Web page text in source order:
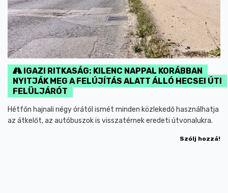
IGAZI RITKASÁG: KILENC NAPPAL KORÁBBAN
NYITJÁK MEG A FELÚJÍTÁS ALATT ÁLLÓ HECSEI ÚTI
FELÜLJÁRÓT
Hétfőn hajnali négy órától ismét minden közlekedő használhatja
az átkelőt, az autóbuszok is visszatérnek eredeti útvonalukra.
Szólj hozzá!